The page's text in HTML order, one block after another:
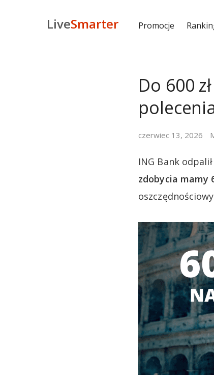
LiveSmarter Promocje
Do 600
czerwiec 13, 2026
ING Bank
zdobycia mamy